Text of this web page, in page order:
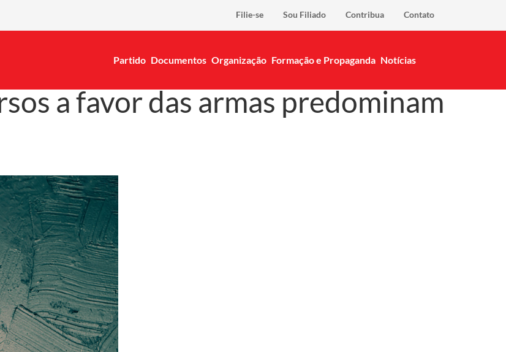
Filie-se Sou Filiado Contribua Contato
Partido Documentos Organização Formação e Propaganda Notícias
a favor das armas predominam